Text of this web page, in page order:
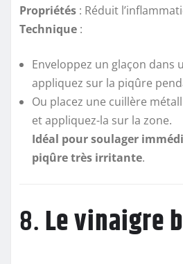
Propriétés : Réduit
Technique :
Enveloppez un glaçon dans
appliquez sur la piqûre
Ou placez une cuillère
et appliquez-la sur la zone.
Idéal pour soulager
piqûre très irritante.
8.Le vinaigre